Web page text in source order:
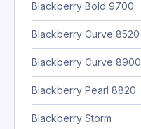
Blackberry Bold 9700
Blackberry Curve 8520
Blackberry Curve 8900
Blackberry Pearl 8820
Blackberry Storm